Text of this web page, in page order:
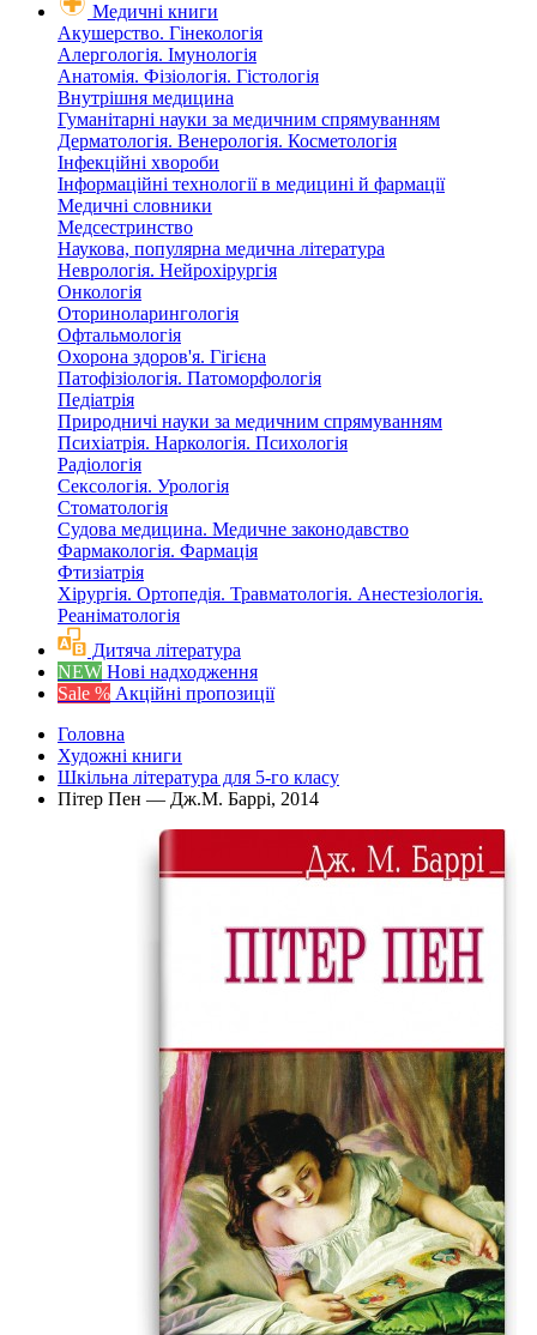
Медичні книги
Акушерство. Гінекологія
Алергологія. Імунологія
Анатомія. Фізіологія. Гістологія
Внутрішня медицина
Гуманітарні науки за медичним спрямуванням
Дерматологія. Венерологія. Косметологія
Інфекційні хвороби
Інформаційні технології в медицині й фармації
Медичні словники
Медсестринство
Наукова, популярна медична література
Неврологія. Нейрохірургія
Онкологія
Оториноларингологія
Офтальмологія
Охорона здоров'я. Гігієна
Патофізіологія. Патоморфологія
Педіатрія
Природничі науки за медичним спрямуванням
Психіатрія. Наркологія. Психологія
Радіологія
Сексологія. Урологія
Стоматологія
Судова медицина. Медичне законодавство
Фармакологія. Фармація
Фтизіатрія
Хірургія. Ортопедія. Травматологія. Анестезіологія.
Реаніматологія
Дитяча література
NEW Нові надходження
Sale % Акційні пропозиції
Головна
Художні книги
Шкільна література для 5-го класу
Пітер Пен — Дж.М. Баррi, 2014